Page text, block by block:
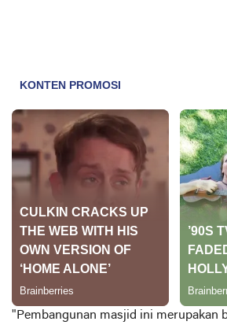
"Pembangunan masjid ini merupakan